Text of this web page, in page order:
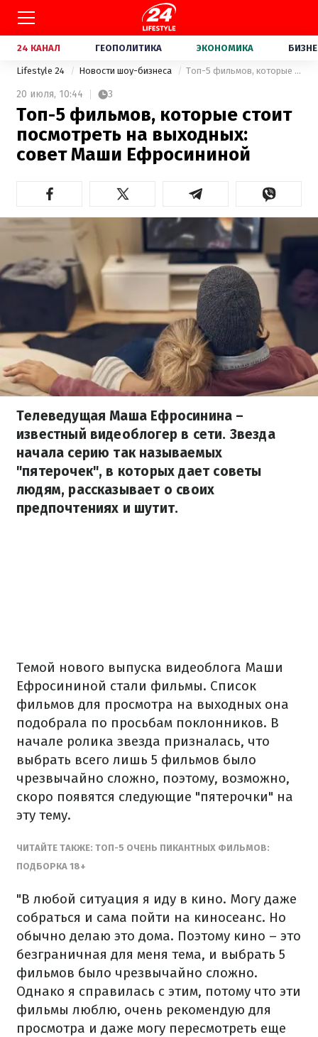
24 КАНАЛ ГЕОПОЛИТИКА ЭКОНОМИКА
Lifestyle 24 Новости шоу-бизнеса Топ-5 фильмов, которые стоит посмотреть на выходных: совет Маши Ефросининой
20 июля, 10:44 3
Топ-5 фильмов, которые стоит
посмотреть на выходных:
совет Маши Ефросининой
Телеведущая Маша Ефросинина –
известный видеоблогер в сети. Звезда
начала серию так называемых
"пятерочек", в которых дает советы
людям, рассказывает о своих
предпочтениях и шутит.
Темой нового выпуска видеоблога Маши
Ефросининой стали фильмы. Список
фильмов для просмотра на выходных она
подобрала по просьбам поклонников. В
начале ролика звезда призналась, что
выбрать всего лишь 5 фильмов было
чрезвычайно сложно, поэтому, возможно,
скоро появятся следующие "пятерочки" на
эту тему.
ЧИТАЙТЕ ТАКЖЕ: ТОП-5 ОЧЕНЬ ПИКАНТНЫХ ФИЛЬМОВ:
ПОДБОРКА 18+
"В любой ситуация я иду в кино. Могу даже
собраться и сама пойти на киносеанс. Но
обычно делаю это дома. Поэтому кино – это
безграничная для меня тема, и выбрать 5
фильмов было чрезвычайно сложно.
Однако я справилась с этим, потому что эти
фильмы люблю, очень рекомендую для
просмотра и даже могу пересмотреть еще